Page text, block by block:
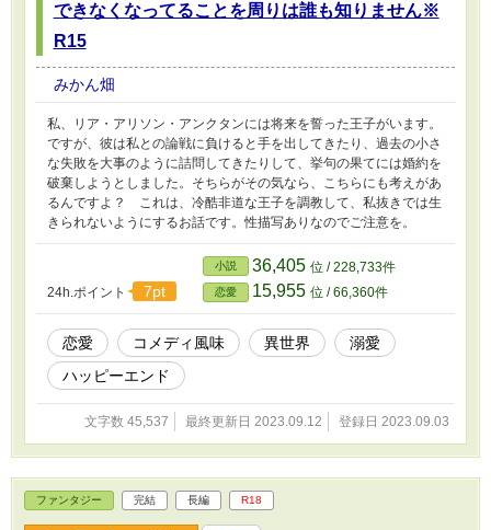
できなくなってることを周りは誰も知りません※
R15
みかん畑
私、リア・アリソン・アンクタンには将来を誓った王子がいます。
ですが、彼は私との論戦に負けると手を出してきたり、過去の小さ
な失敗を大事のように詰問してきたりして、挙句の果てには婚約を
破棄しようとしました。そちらがその気なら、こちらにも考えがあ
るんですよ？ これは、冷酷非道な王子を調教して、私抜きでは生
きられないようにするお話です。性描写ありなのでご注意を。
24h.ポイント 7pt
小説 36,405 位 / 228,733件
恋愛 15,955 位 / 66,360件
恋愛 コメディ風味 異世界
溺愛
ハッピーエンド
文字数 45,537 最終更新日 2023.09.12 登録日 2023.09.03
ファンタジー 完結 長編 R18